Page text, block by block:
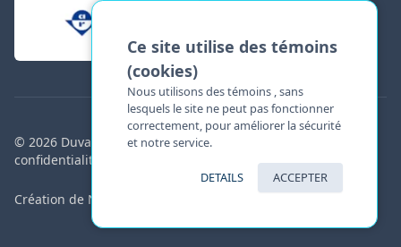
Ce site utilise des témoins
(cookies)
Nous utilisons des témoins , sans
lesquels le site ne peut pas fonctionner
correctement, pour améliorer la sécurité
et notre service.
DETAILS ACCEPTER
© 2026 Duvalarm inc. Tous droits réservés. |
confidentialité (Conforme à la loi 21)
Création de Novo Web Design